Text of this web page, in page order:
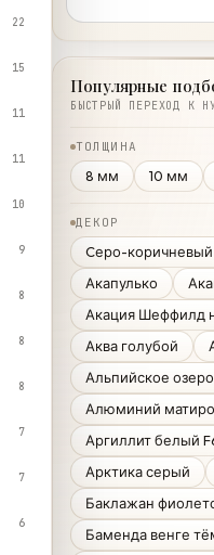
22
15
11
11
10
9
8
8
8
7
7
6
Популярные
БЫСТРЫЙ ПЕРЕХОД К
ТОЛЩИНА
8 мм 10 мм
ДЕКОР
Cеро-
Акапулько
Акация Шеффилд
Аква голубой
Альпийское озеро
Алюминий
Аргиллит белый
Арктика серый
Баклажан
Баменда венге